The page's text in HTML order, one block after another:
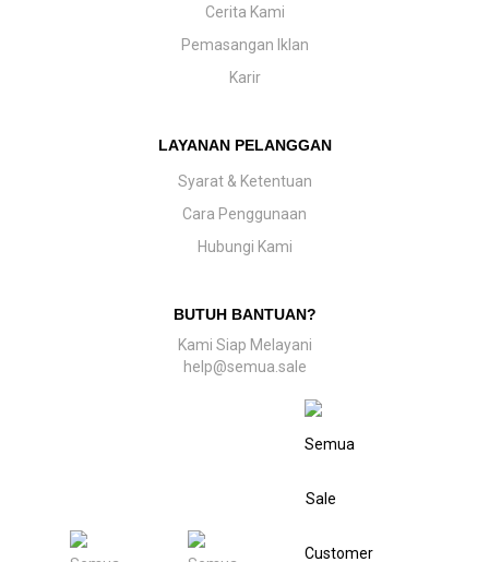
Cerita Kami
Pemasangan Iklan
Karir
LAYANAN PELANGGAN
Syarat & Ketentuan
Cara Penggunaan
Hubungi Kami
BUTUH BANTUAN?
Kami Siap Melayani
help@semua.sale